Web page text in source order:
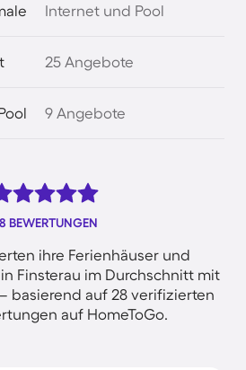
Internet und Pool
25 Angebote
9 Angebote
BEWERTUNGEN
ihre Ferienhäuser und
Finsterau im Durchschnitt mit
basierend auf 28 verifizierten
auf HomeToGo.